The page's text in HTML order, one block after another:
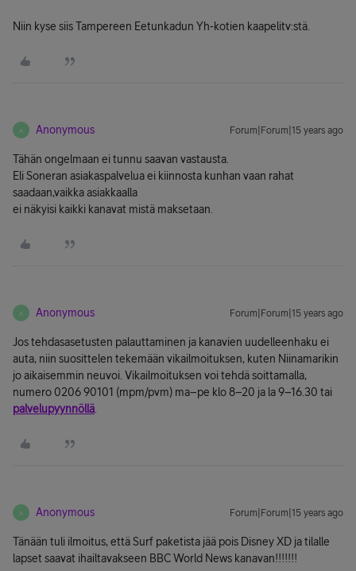
Niin kyse siis Tampereen Eetunkadun Yh-kotien kaapelitv:stä.
A Anonymous Forum|Forum|15 years ago
Tähän ongelmaan ei tunnu saavan vastausta.
Eli Soneran asiakaspalvelua ei kiinnosta kunhan vaan rahat
saadaan,vaikka asiakkaalla
ei näkyisi kaikki kanavat mistä maksetaan.
A Anonymous Forum|Forum|15 years ago
Jos tehdasasetusten palauttaminen ja kanavien uudelleenhaku ei
auta, niin suosittelen tekemään vikailmoituksen, kuten Niinamarikin
jo aikaisemmin neuvoi. Vikailmoituksen voi tehdä soittamalla,
numero 0206 90101 (mpm/pvm) ma–pe klo 8–20 ja la 9–16.30 tai
palvelupyynnöllä
A Anonymous Forum|Forum|15 years ago
Tänään tuli ilmoitus, että Surf paketista jää pois Disney XD ja tilalle
lapset saavat ihailtavakseen BBC World News kanavan!!!!!!!